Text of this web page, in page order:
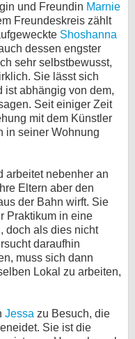
und Freundin Marnie
Freundeskreis zählt
Shoshanna
dessen engster
sehr selbstbewusst,
Sie lässt sich
ist abhängig von dem,
Seit einiger Zeit
mit dem Künstler
in seiner Wohnung
arbeitet nebenher an
Eltern aber den
der Bahn wirft. Sie
Praktikum in eine
doch als dies nicht
daraufhin
muss sich dann
Lokal zu arbeiten,
Jessa zu Besuch, die
Sie ist die
Einstellungen